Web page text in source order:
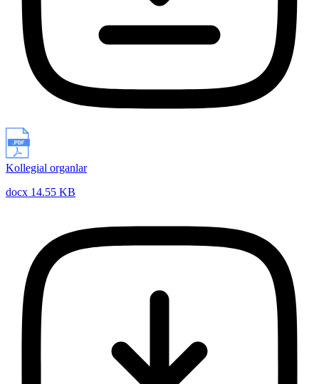
Kollegial organlar
docx 14.55 KB